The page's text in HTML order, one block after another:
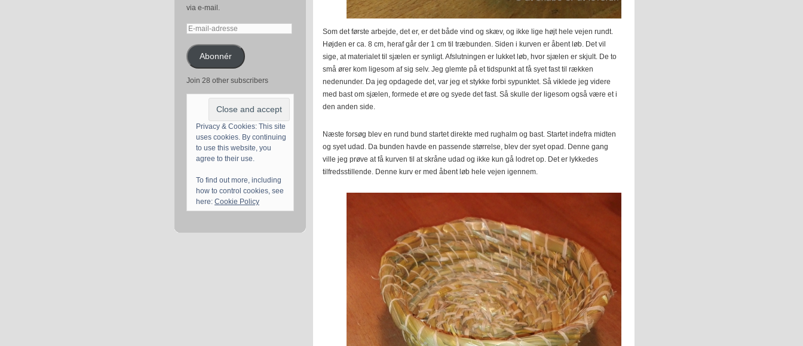
via e-mail.
E-
adresseAbonnér
Join 28 other subscribers
Privacy & Cookies: This site
uses cookies. By continuing
to use this website, you
agree to their use.
To find out more, including
how to control cookies, see
here: Cookie Policy
Som det første arbejde, det er, er det både vind og skæv, og ikke lige højt hele vejen rundt.
Højden er ca. 8 cm, heraf går der 1 cm til træbunden. Siden i kurven er åbent løb. Det vil
sige, at materialet til sjælen er synligt. Afslutningen er lukket løb, hvor sjælen er skjult. De to
små ører kom ligesom af sig selv. Jeg glemte på et tidspunkt at få syet fast til rækken
nedenunder. Da jeg opdagede det, var jeg et stykke forbi sypunktet. Så viklede jeg videre
med bast om sjælen, formede et øre og syede det fast. Så skulle der ligesom også være et i
den anden side.
Næste forsøg blev en rund bund startet direkte med rughalm og bast. Startet indefra midten
og syet udad. Da bunden havde en passende størrelse, blev der syet opad. Denne gang
ville jeg prøve at få kurven til at skråne udad og ikke kun gå lodret op. Det er lykkedes
tilfredsstillende. Denne kurv er med åbent løb hele vejen igennem.